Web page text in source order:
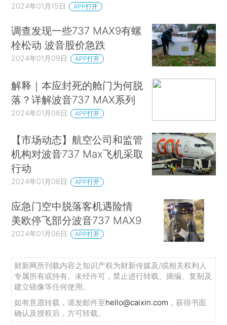
2024年01月15日 APP打开
调查发现一些737 MAX9有螺
栓松动 波音股价急跌
2024年01月09日 APP打开
解释｜本应封死的舱门为何脱
落？详解波音737 MAX系列
2024年01月08日 APP打开
【市场动态】航空公司和监管
机构对波音737 Max飞机采取
行动
2024年01月08日 APP打开
应急门空中脱落客机遇险情
美欧停飞部分波音737 MAX9
2024年01月06日 APP打开
财新网所刊载内容之知识产权为财新传媒及/或相关权利人
专属所有或持有。未经许可，禁止进行转载、摘编、复制及
建立镜像等任何使用。
如有意愿转载，请发邮件至hello@caixin.com ，获得书面
确认及授权后，方可转载。